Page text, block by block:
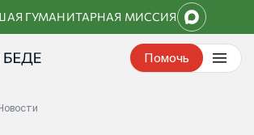
ГУМАНИТАРНАЯ МИССИЯ
Помочь